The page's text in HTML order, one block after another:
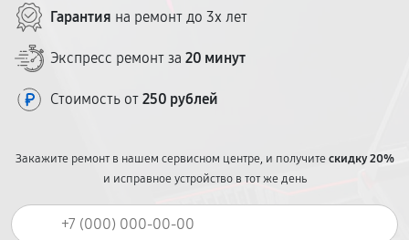
Гарантия на ремонт до 3х лет
Экспресс ремонт за 20 минут
Стоимость от 250 рублей
Закажите ремонт в нашем сервисном центре, и получитескидку 20%
и исправное устройство в тот же день